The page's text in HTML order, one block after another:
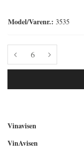
Model/Varenr.: 3535
Vinavisen
VinAvisen